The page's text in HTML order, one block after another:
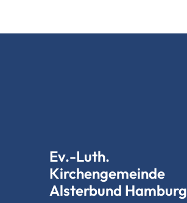
Ev.-Luth.
Kirchengemeinde
Alsterbund Hamburg